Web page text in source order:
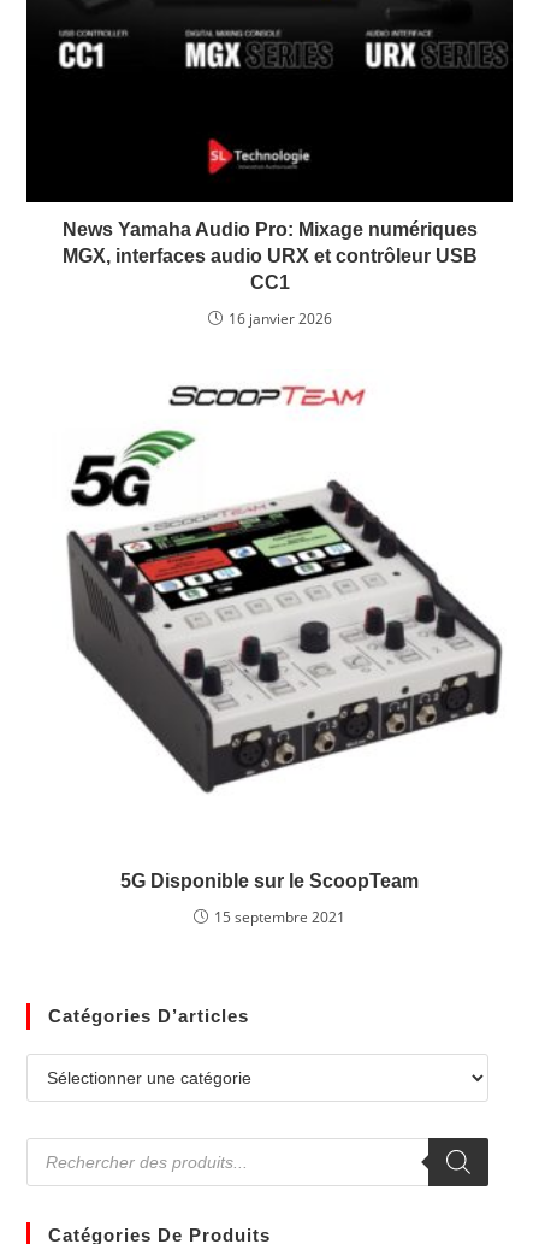
News Yamaha Audio Pro: Mixage numériques
MGX, interfaces audio URX et contrôleur USB
CC1
16 janvier 2026
5G Disponible sur le ScoopTeam
15 septembre 2021
Catégories D’articles
Catégories De Produits